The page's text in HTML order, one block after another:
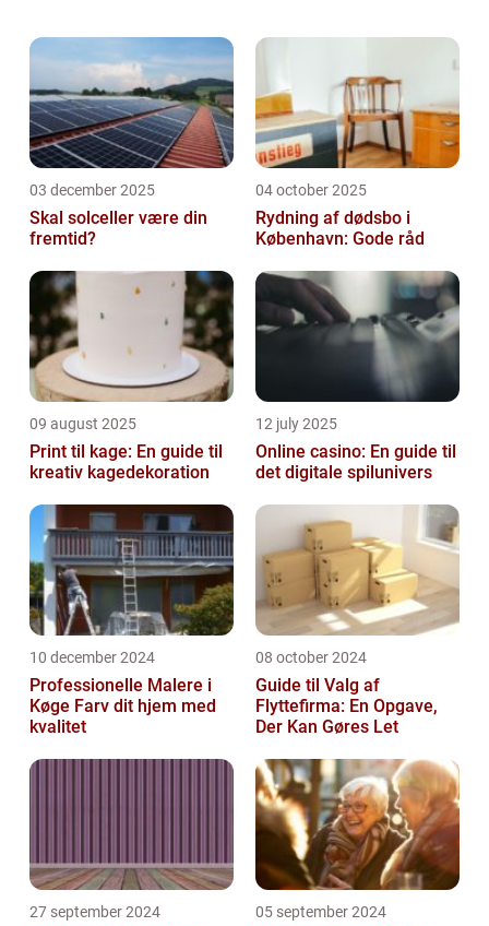
hurtigt kan opstilles og nedtages. Fac...
03 december 2025
Skal solceller være din
fremtid?
04 october 2025
Rydning af dødsbo i
København: Gode råd
09 august 2025
Print til kage: En guide til
kreativ kagedekoration
12 july 2025
Online casino: En guide til
det digitale spilunivers
10 december 2024
Professionelle Malere i
Køge Farv dit hjem med
kvalitet
08 october 2024
Guide til Valg af
Flyttefirma: En Opgave,
Der Kan Gøres Let
27 september 2024 05 september 2024